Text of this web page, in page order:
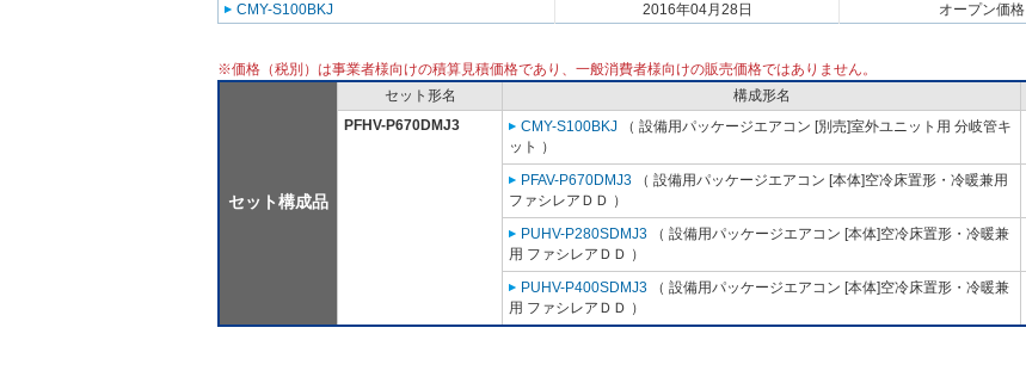
CMY-S100BKJ
2016年04月28日 オープン価格
※価格（税別）は事業者様向けの積算見積価格であり、一般消費者様向けの販売価格ではありません。
セット構成品
セット形名 構成形名
PFHV-P670DMJ3
CMY-S100BKJ （ 設備用パッケージエアコン [別売]室外ユニット用 分岐管キ
ット ）
PFAV-P670DMJ3 （ 設備用パッケージエアコン [本体]空冷床置形・冷暖兼用
ファシレアＤＤ ）
PUHV-P280SDMJ3 （ 設備用パッケージエアコン [本体]空冷床置形・冷暖兼
用 ファシレアＤＤ ）
PUHV-P400SDMJ3 （ 設備用パッケージエアコン [本体]空冷床置形・冷暖兼
用 ファシレアＤＤ ）